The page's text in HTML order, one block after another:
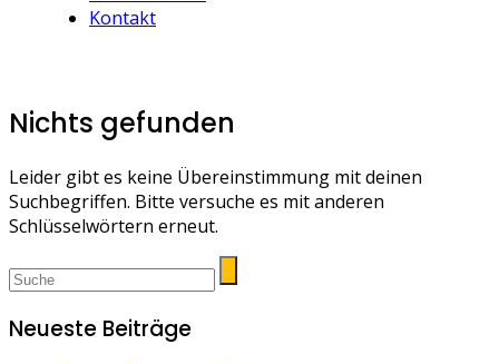
Kontakt
Nichts gefunden
Leider gibt es keine Übereinstimmung mit deinen
Suchbegriffen. Bitte versuche es mit anderen
Schlüsselwörtern erneut.
Neueste Beiträge